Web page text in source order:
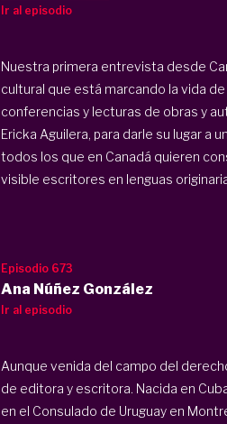
Ir al episodio
Nuestra primera entrevista desde
cultural que está marcando la vida
conferencias y lecturas de obras y
Ericka Aguilera, para darle su lugar a
todos los que en Canadá quieren
visible escritores en lenguas
Episodio 673
Ana Núñez González
Ir al episodio
Aunque venida del campo del
de editora y escritora. Nacida en
en el Consulado de Uruguay en